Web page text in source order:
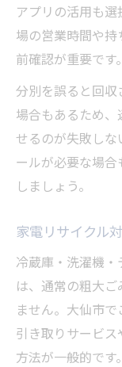
アプリの活用も
場の営業時間や
前確認が重要です。
分別を誤ると回
場合もあるため
せるのが失敗し
ールが必要な場
しましょう。
家電リサイクル
冷蔵庫・洗濯機
は、通常の粗大
ません。大仙市
引き取りサービ
方法が一般的です。